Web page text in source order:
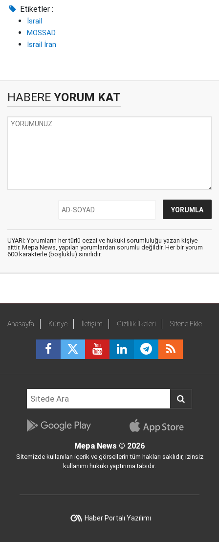
Etiketler :
İsrail
MOSSAD
İsrail İran
HABERE YORUM KAT
UYARI: Yorumların her türlü cezai ve hukuki sorumluluğu yazan kişiye
aittir. Mepa News, yapılan yorumlardan sorumlu değildir. Her bir yorum
600 karakterle (boşluklu) sınırlıdır.
Anasayfa Künye İletişim Gizlilik İlkeleri Sitene Ekle
Mepa News © 2026
Sitemizde kullanılan içerik ve görsellerin tüm hakları saklıdır, izinsiz
kullanımı hukuki yaptırıma tabidir.
Haber Portalı Yazılımı